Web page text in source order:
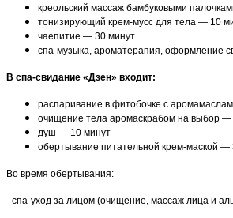
креольский массаж бамбуковыми
тонизирующий крем-мусс для тела — 10
чаепитие — 30 минут
спа-музыка, ароматерапия, оформление
В спа-свидание «Дзен» входит:
распаривание в фитобочке с
очищение тела аромаскрабом на выбор —
душ — 10 минут
обертывание питательной крем-маской —
Во время обертывания:
- спа-уход за лицом (очищение, массаж лица и